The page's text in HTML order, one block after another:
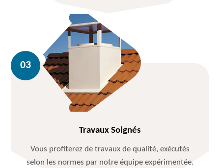
Travaux Soignés
Vous profiterez de travaux de qualité, exécutés
selon les normes par notre équipe expérimentée.